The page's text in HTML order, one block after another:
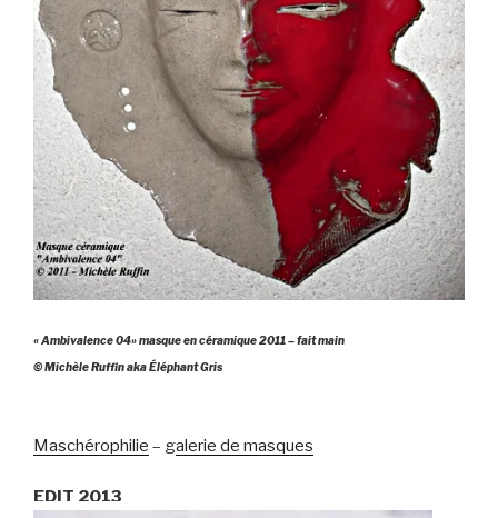
« Ambivalence 04» masque en céramique 2011 – fait main
© Michèle Ruffin aka Éléphant Gris
Maschérophilie – galerie de masques
EDIT 2013